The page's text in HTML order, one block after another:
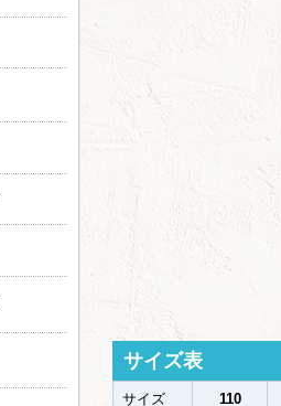
サイズ表
サイズ 110